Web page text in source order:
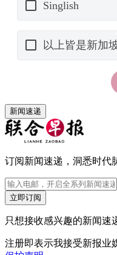
新闻速递
订阅新闻速递，洞悉时代
立即订阅
只想接收感兴趣的新闻速
注册即表示我接受新报业